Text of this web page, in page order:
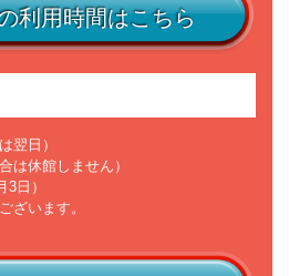
利用時間はこちら
翌日）
は休館しません）
日）
ざいます。